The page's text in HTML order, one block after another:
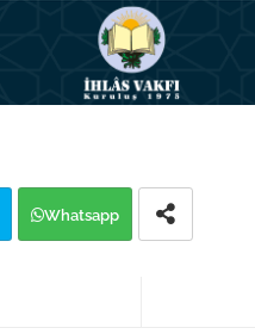
Whatsapp